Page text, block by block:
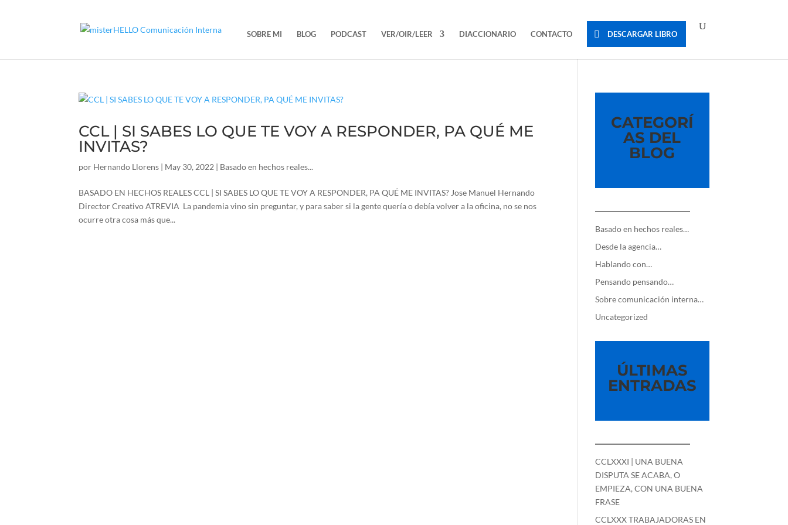
SOBRE MI BLOG PODCAST VER/OIR/LEER DIACCIONARIO CONTACTO DESCARGAR LIBRO
CCL | SI SABES LO QUE TE VOY A RESPONDER, PA QUÉ ME
INVITAS?
por Hernando Llorens | May 30, 2022 | Basado en hechos reales...
BASADO EN HECHOS REALES CCL | SI SABES LO QUE TE VOY A RESPONDER, PA QUÉ ME INVITAS? Jose Manuel Hernando
Director Creativo ATREVIA La pandemia vino sin preguntar, y para saber si la gente quería o debía volver a la oficina, no se nos
ocurre otra cosa más que...
CATEGORÍ
AS DEL
BLOG
—————————
Basado en hechos reales…
Desde la agencia…
Hablando con…
Pensando pensando…
Sobre comunicación interna…
Uncategorized
ÚLTIMAS
ENTRADAS
—————————
CCLXXXI | UNA BUENA
DISPUTA SE ACABA, O
EMPIEZA, CON UNA BUENA
FRASE
CCLXXX TRABAJADORAS EN